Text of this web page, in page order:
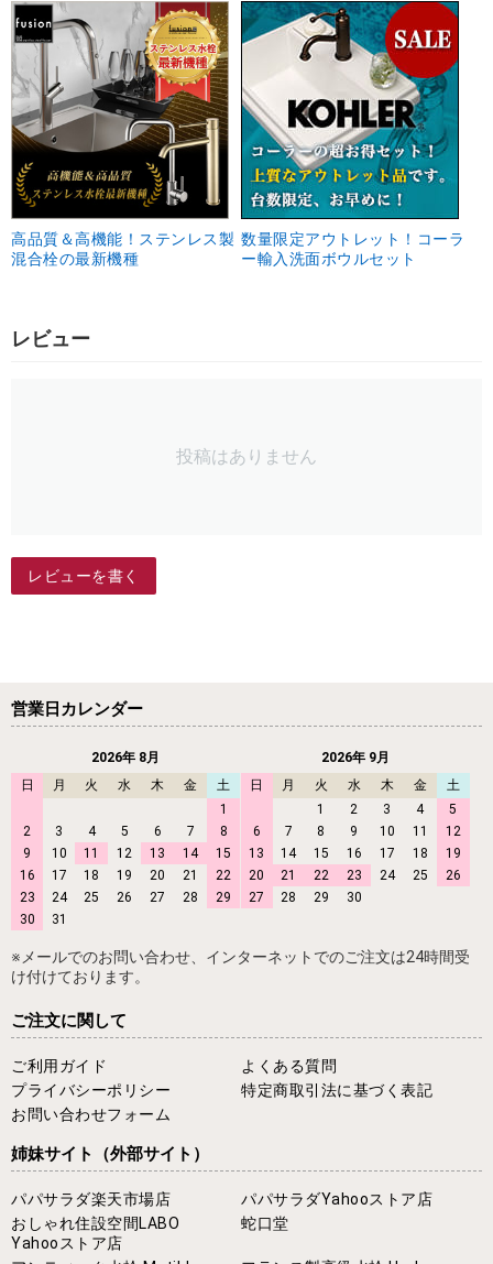
高品質＆高機能！ステンレス製
混合栓の最新機種
数量限定アウトレット！コーラ
ー輸入洗面ボウルセット
レビュー
投稿はありません
レビューを書く
営業日カレンダー
2026年 8月
日
月 火 水 木 金
土
1
2
3 4 5 6 7
8
9
10 11 12 13 14
15
16
17 18 19 20 21
22
23
24 25 26 27 28
29
30
31
2026年 9月
日
月 火 水 木 金
土
1
2 3 4
5
6
7 8 9 10 11
12
13
14 15 16 17 18
19
20
21 22 23 24 25
26
27
28 29 30
※メールでのお問い合わせ、インターネットでのご注文は24時間受
け付けております。
ご注文に関して
ご利用ガイド
よくある質問
プライバシーポリシー
特定商取引法に基づく表記
お問い合わせフォーム
姉妹サイト （外部サイト）
パパサラダ楽天市場店
パパサラダYahooストア店
おしゃれ住設空間LABO
Yahooストア店
蛇口堂